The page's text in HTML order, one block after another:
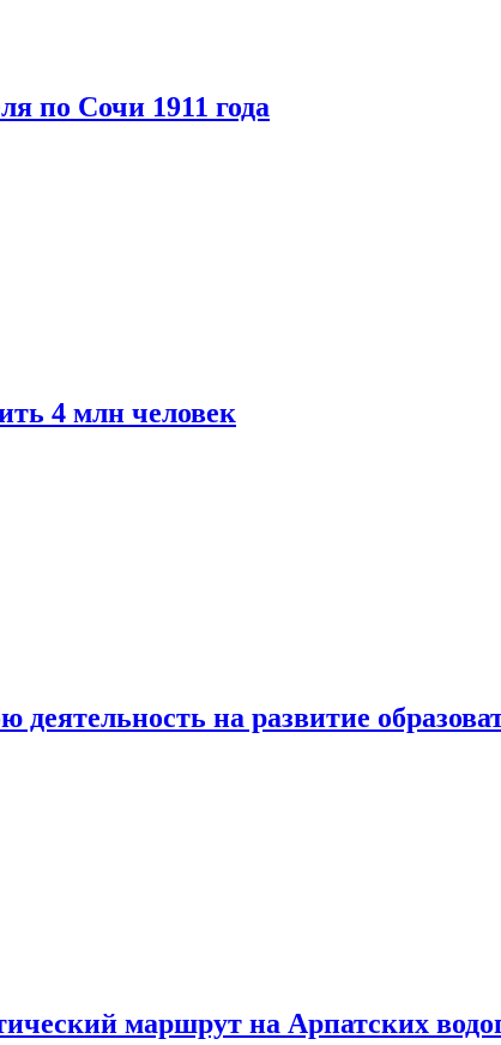
по Сочи 1911 года
4 млн человек
на развитие
маршрут на Арпатских